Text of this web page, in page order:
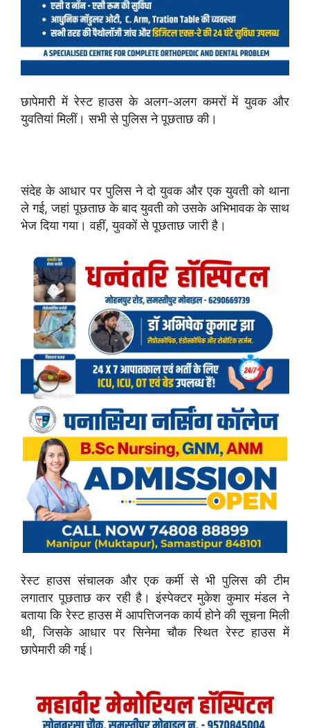
छापेमारी में रेस्ट हाउस के अलग-अलग कमरों में युवक और
युवतियां मिलीं। सभी से पुलिस ने पूछताछ की।
संदेह के आधार पर पुलिस ने दो युवक और एक युवती को थाना
ले गई, जहां पूछताछ के बाद युवती को उसके अभिभावक के साथ
भेज दिया गया। वहीं, युवकों से पूछताछ जारी है।
रेस्ट हाउस संचालक और एक कर्मी से भी पुलिस की टीम
लगातार पूछताछ कर रही है। इंस्पेक्टर मुकेश कुमार मंडल ने
बताया कि रेस्ट हाउस में आपत्तिजनक कार्य होने की सूचना मिली
थी, जिसके आधार पर सिनेमा चौक स्थित रेस्ट हाउस में
छापेमारी की गई।